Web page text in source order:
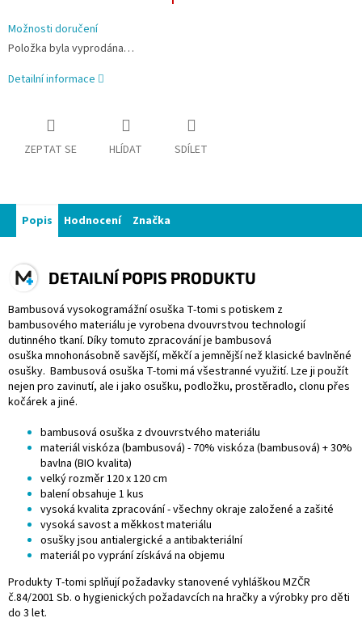
Možnosti doručení
Položka byla vyprodána…
Detailní informace
ZEPTAT SE HLÍDAT SDÍLET
Popis Hodnocení Značka
DETAILNÍ POPIS PRODUKTU
Bambusová vysokogramážní osuška T-tomi s potiskem z
bambusového materiálu je vyrobena dvouvrstvou technologií
dutinného tkaní. Díky tomuto zpracování je bambusová
osuška mnohonásobně savější, měkčí a jemnější než klasické bavlněné
osušky. Bambusová osuška T-tomi má všestranné využití. Lze ji použít
nejen pro zavinutí, ale i jako osušku, podložku, prostěradlo, clonu přes
kočárek a jiné.
bambusová osuška z dvouvrstvého materiálu
materiál viskóza (bambusová) - 70% viskóza (bambusová) + 30%
bavlna (BIO kvalita)
velký rozměr 120 x 120 cm
balení obsahuje 1 kus
vysoká kvalita zpracování - všechny okraje založené a zašité
vysoká savost a měkkost materiálu
osušky jsou antialergické a antibakteriální
materiál po vyprání získává na objemu
Produkty T-tomi splňují požadavky stanovené vyhláškou MZČR
č.84/2001 Sb. o hygienických požadavcích na hračky a výrobky pro děti
do 3 let.